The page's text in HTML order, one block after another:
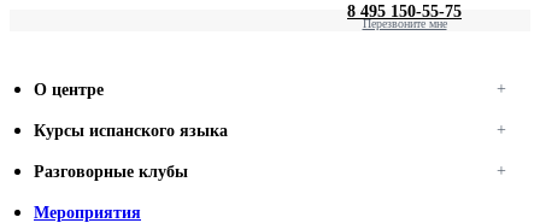
8 495 150-55-75
Перезвоните мне
О центре
Курсы испанского языка
Разговорные клубы
Мероприятия